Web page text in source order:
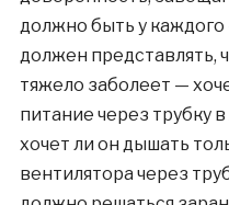
должно быть у
должен представлять,
тяжело заболеет —
питание через трубку
хочет ли он дышать
вентилятора через